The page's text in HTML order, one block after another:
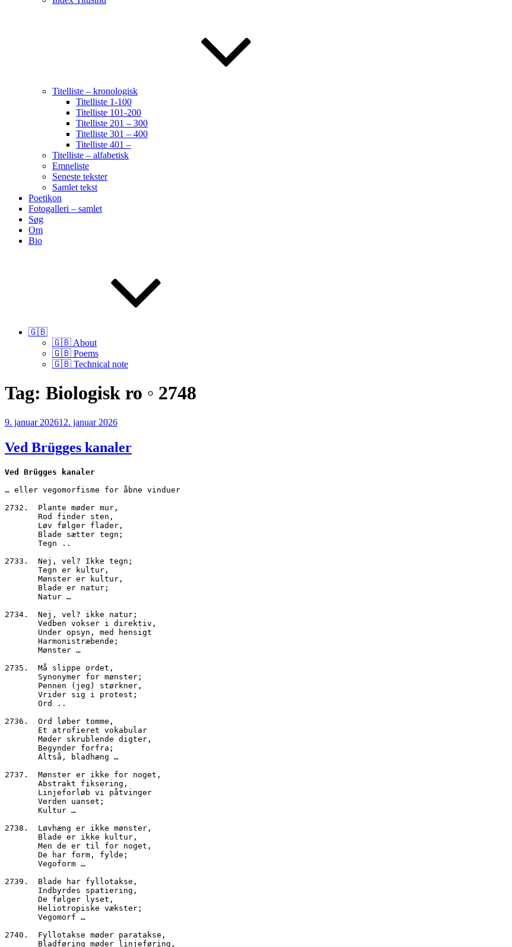
Titelliste – kronologisk
Titelliste 1-100
Titelliste 101-200
Titelliste 201 – 300
Titelliste 301 – 400
Titelliste 401 –
Titelliste – alfabetisk
Emneliste
Seneste tekster
Samlet tekst
Poetikon
Fotogalleri – samlet
Søg
Om
Bio
🇬🇧
🇬🇧 About
🇬🇧 Poems
🇬🇧 Technical note
Tag: Biologisk ro ◦ 2748
Udgivet
9. januar 202612. januar 2026
Ved Brügges kanaler
Ved Brügges kanaler
… eller vegomorfisme for åbne vinduer
2732.  Plante møder mur,
       Rod finder sten,
       Løv følger flader,
       Blade sætter tegn;
       Tegn ..
2733.  Nej, vel? Ikke tegn;
       Tegn er kultur,
       Mønster er kultur,
       Blade er natur;
       Natur …
2734.  Nej, vel? ikke natur;
       Vedben vokser i direktiv,
       Under opsyn, med hensigt
       Harmonistræbende;
       Mønster …
2735.  Må slippe ordet,
       Synonymer for mønster;
       Pennen (jeg) størkner,
       Vrider sig i protest;
       Ord ..
2736.  Ord løber tomme,
       Et atrofieret vokabular
       Møder skrublende digter,
       Begynder forfra;
       Altså, bladhæng …
2737.  Mønster er ikke for noget,
       Abstrakt fiksering,
       Linjeforløb vi påtvinger
       Verden uanset;
       Kultur …
2738.  Løvhæng er ikke mønster,
       Blade er ikke kultur,
       Men de er til for noget,
       De har form, fylde;
       Vegoform …
2739.  Blade har fyllotakse,
       Indbyrdes spatiering,
       De følger lyset,
       Heliotropiske vækster;
       Vegomorf …
2740.  Fyllotakse møder paratakse,
       Bladføring møder linjeføring,